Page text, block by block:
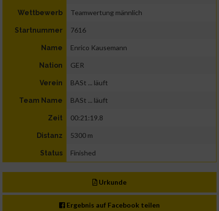
Wettbewerb Teamwertung männlich
Startnummer 7616
Name Enrico Kausemann
Nation GER
Verein BASt ... läuft
Team Name BASt ... läuft
Zeit 00:21:19.8
Distanz 5300 m
Status Finished
Urkunde
Ergebnis auf Facebook teilen